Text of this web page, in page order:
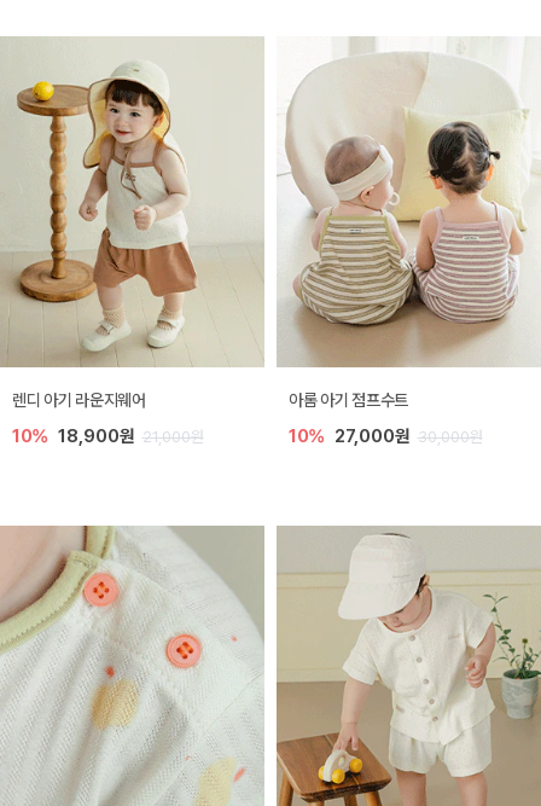
렌디 아기 라운지웨어
10% 18,900원 21,000원
아롬 아기 점프수트
10% 27,000원 30,000원